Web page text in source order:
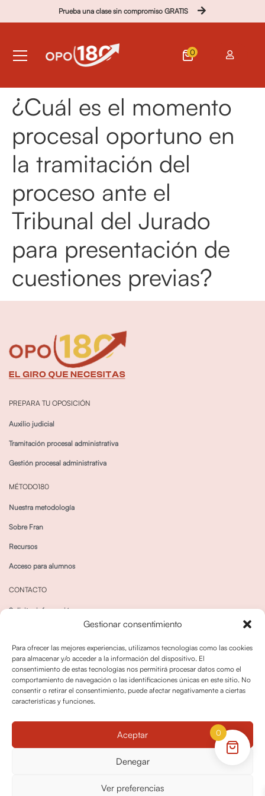
Gestionar consentimiento
Para ofrecer las mejores experiencias, utilizamos tecnologías como las cookies
para almacenar y/o acceder a la información del dispositivo. El
consentimiento de estas tecnologías nos permitirá procesar datos como el
comportamiento de navegación o las identificaciones únicas en este sitio. No
consentir o retirar el consentimiento, puede afectar negativamente a ciertas
características y funciones.
Aceptar
Denegar
Ver preferencias
Prueba una clase sin compromiso GRATIS
0
¿Cuál es el momento
procesal oportuno en
la tramitación del
proceso ante el
Tribunal del Jurado
para presentación de
cuestiones previas?
PREPARA TU OPOSICIÓN
Auxilio judicial
Tramitación procesal administrativa
Gestión procesal administrativa
MÉTODO180
Nuestra metodología
Sobre Fran
Recursos
Acceso para alumnos
CONTACTO
Solicitar información
Política de cookies
Política dedevoluciones y cancelaciones
0